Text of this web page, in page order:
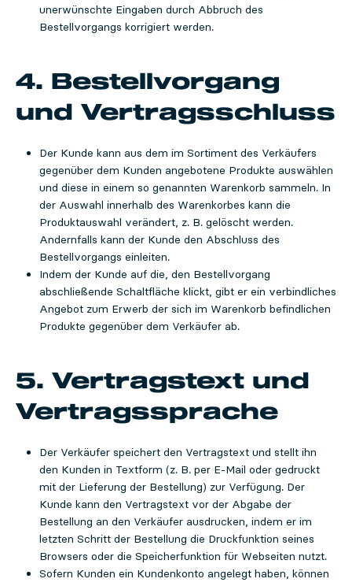
unerwünschte Eingaben durch Abbruch des
Bestellvorgangs korrigiert werden.
4. Bestellvorgang
und Vertragsschluss
Der Kunde kann aus dem im Sortiment des Verkäufers
gegenüber dem Kunden angebotene Produkte auswählen
und diese in einem so genannten Warenkorb sammeln. In
der Auswahl innerhalb des Warenkorbes kann die
Produktauswahl verändert, z. B. gelöscht werden.
Andernfalls kann der Kunde den Abschluss des
Bestellvorgangs einleiten.
Indem der Kunde auf die, den Bestellvorgang
abschließende Schaltfläche klickt, gibt er ein verbindliches
Angebot zum Erwerb der sich im Warenkorb befindlichen
Produkte gegenüber dem Verkäufer ab.
5. Vertragstext und
Vertragssprache
Der Verkäufer speichert den Vertragstext und stellt ihn
den Kunden in Textform (z. B. per E-Mail oder gedruckt
mit der Lieferung der Bestellung) zur Verfügung. Der
Kunde kann den Vertragstext vor der Abgabe der
Bestellung an den Verkäufer ausdrucken, indem er im
letzten Schritt der Bestellung die Druckfunktion seines
Browsers oder die Speicherfunktion für Webseiten nutzt.
Sofern Kunden ein Kundenkonto angelegt haben, können